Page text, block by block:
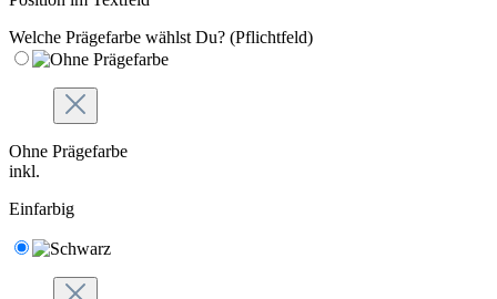
Welche Prägefarbe wählst Du? (Pflichtfeld)
Ohne Prägefarbe
inkl.
Einfarbig